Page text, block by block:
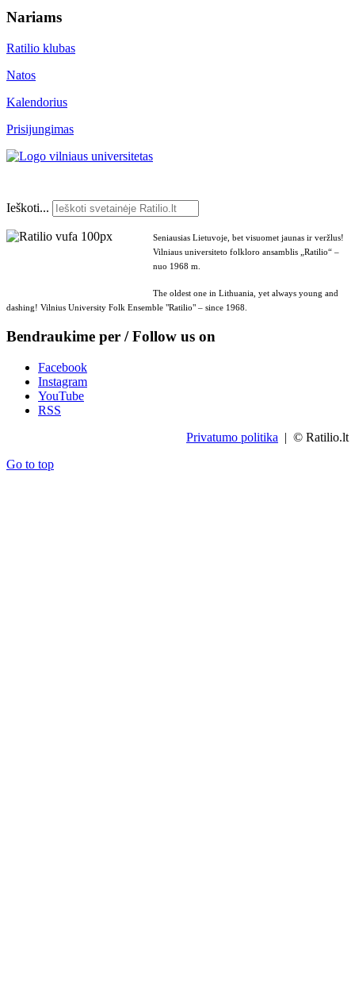
Nariams
Ratilio klubas
Natos
Kalendorius
Prisijungimas
Ieškoti...
Seniausias Lietuvoje, bet visuomet jaunas ir veržlus!
Vilniaus universiteto folkloro ansamblis „Ratilio“ –
nuo 1968 m.
The oldest one in Lithuania, yet always young and
dashing! Vilnius University Folk Ensemble "Ratilio" – since 1968.
Bendraukime per / Follow us on
Facebook
Instagram
YouTube
RSS
Privatumo politika | © Ratilio.lt
Go to top